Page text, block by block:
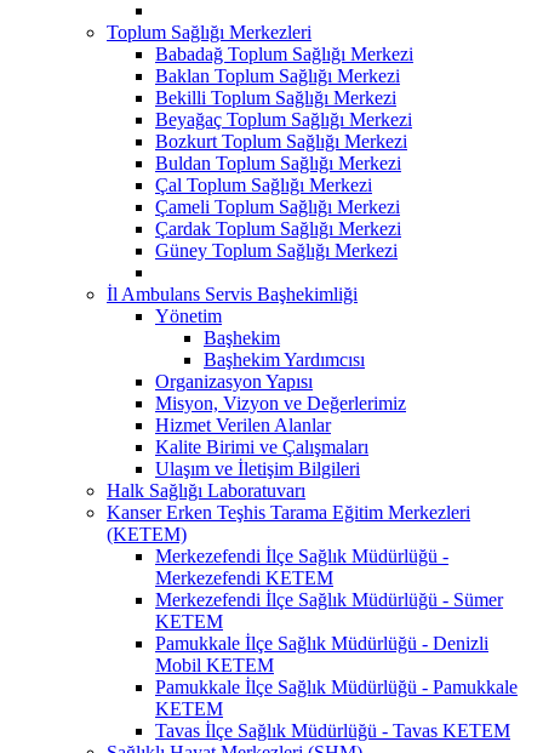
Toplum Sağlığı Merkezleri
Babadağ Toplum Sağlığı Merkezi
Baklan Toplum Sağlığı Merkezi
Bekilli Toplum Sağlığı Merkezi
Beyağaç Toplum Sağlığı Merkezi
Bozkurt Toplum Sağlığı Merkezi
Buldan Toplum Sağlığı Merkezi
Çal Toplum Sağlığı Merkezi
Çameli Toplum Sağlığı Merkezi
Çardak Toplum Sağlığı Merkezi
Güney Toplum Sağlığı Merkezi
İl Ambulans Servis Başhekimliği
Yönetim
Başhekim
Başhekim Yardımcısı
Organizasyon Yapısı
Misyon, Vizyon ve Değerlerimiz
Hizmet Verilen Alanlar
Kalite Birimi ve Çalışmaları
Ulaşım ve İletişim Bilgileri
Halk Sağlığı Laboratuvarı
Kanser Erken Teşhis Tarama Eğitim Merkezleri
(KETEM)
Merkezefendi İlçe Sağlık Müdürlüğü -
Merkezefendi KETEM
Merkezefendi İlçe Sağlık Müdürlüğü - Sümer
KETEM
Pamukkale İlçe Sağlık Müdürlüğü - Denizli
Mobil KETEM
Pamukkale İlçe Sağlık Müdürlüğü - Pamukkale
KETEM
Tavas İlçe Sağlık Müdürlüğü - Tavas KETEM